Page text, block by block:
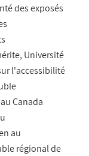
des exposés
Université
l'accessibilité
Canada
au
régional de